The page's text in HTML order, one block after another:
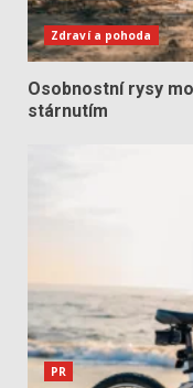
Zdraví a pohoda
Osobnostní rysy
stárnutím
PR